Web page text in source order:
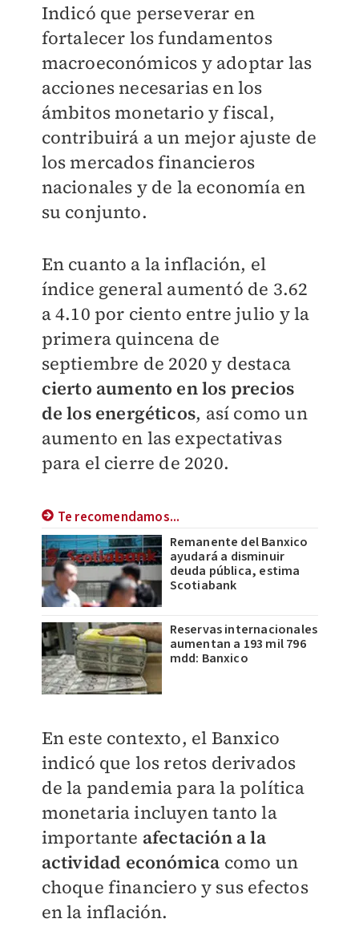
Indicó que perseverar en
fortalecer los fundamentos
macroeconómicos y adoptar las
acciones necesarias en los
ámbitos monetario y fiscal,
contribuirá a un mejor ajuste de
los mercados financieros
nacionales y de la economía en
su conjunto.
En cuanto a la inflación, el
índice general aumentó de 3.62
a 4.10 por ciento entre julio y la
primera quincena de
septiembre de 2020 y destaca
cierto aumento en los precios
de los energéticos, así como un
aumento en las expectativas
para el cierre de 2020.
Te recomendamos...
Remanente del Banxico
ayudará a disminuir
deuda pública, estima
Scotiabank
Reservas internacionales
aumentan a 193 mil 796
mdd: Banxico
En este contexto, el Banxico
indicó que los retos derivados
de la pandemia para la política
monetaria incluyen tanto la
importante afectación a la
actividad económica como un
choque financiero y sus efectos
en la inflación.